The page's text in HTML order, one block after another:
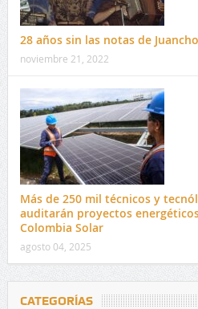
28 años sin las notas de
noviembre 21, 2022
Más de 250 mil técnicos y
auditarán proyectos
Colombia Solar
agosto 04, 2025
CATEGORÍAS